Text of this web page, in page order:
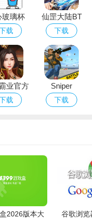
玻璃杯
载
仙罡大陆BT
版
下载
业官方
版载
Sniper
Royale(皇家
下载
2026版本大
谷歌浏览